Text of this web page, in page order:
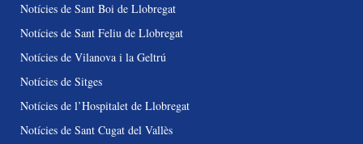
Notícies de Sant Boi de Llobregat
Notícies de Sant Feliu de Llobregat
Notícies de Vilanova i la Geltrú
Notícies de Sitges
Notícies de l’Hospitalet de Llobregat
Notícies de Sant Cugat del Vallès